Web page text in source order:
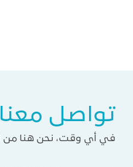
تواصل معنا
في أي وقت، نحن هنا من